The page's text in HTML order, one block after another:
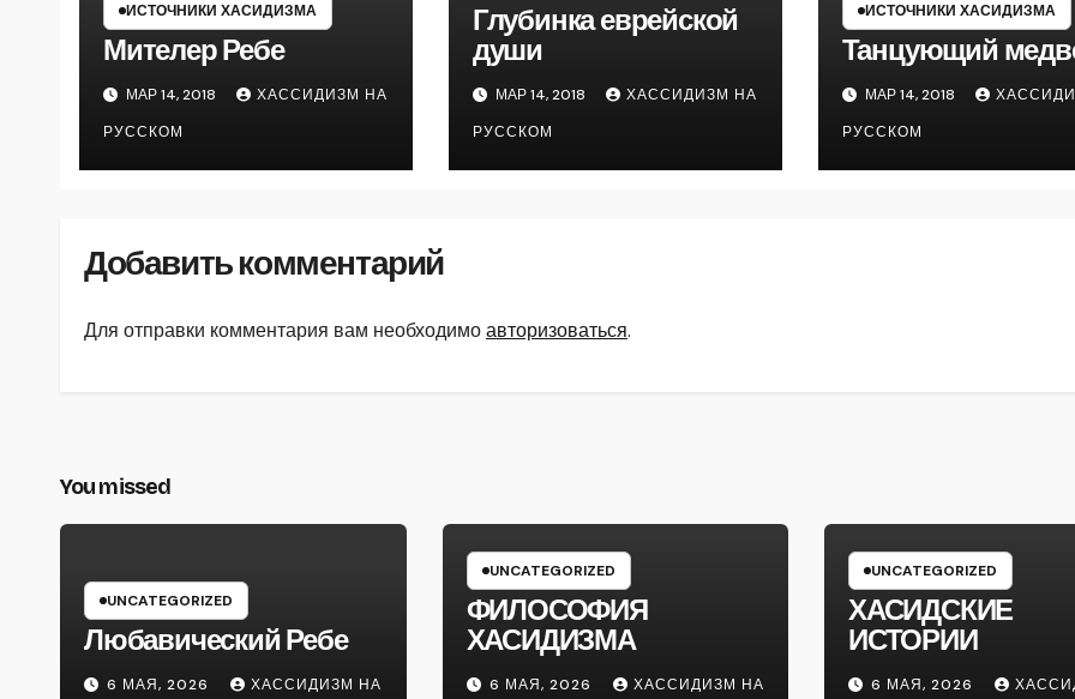
ИСТОЧНИКИ ХАСИДИЗМА
Мителер Ребе
МАР 14, 2018
ХАССИДИЗМ НА
РУССКОМ
Глубинка еврейской
души
МАР 14, 2018
ХАССИДИЗМ НА
РУССКОМ
ИСТОЧНИКИ ХАСИДИЗМА
Танцующий
МАР 14, 2018
РУССКОМ
Добавить комментарий
Для отправки комментария вам необходимоавторизоваться.
You missed
UNCATEGORIZED
Любавический Ребе
6 МАЯ, 2026 ХАССИДИЗМ НА
UNCATEGORIZED
ФИЛОСОФИЯ
ХАСИДИЗМА
6 МАЯ, 2026 ХАССИДИЗМ НА
UNCATEGORIZED
ХАСИДСКИЕ
ИСТОРИИ
6 МАЯ, 2026